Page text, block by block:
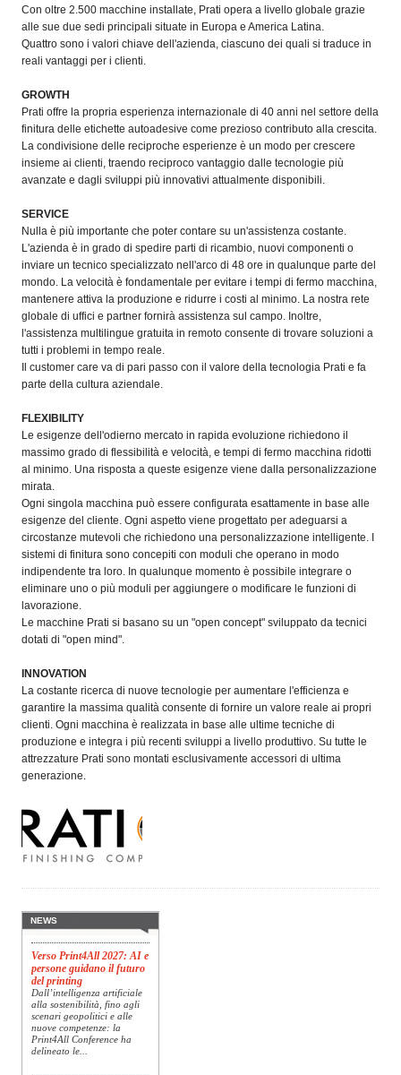
Con oltre 2.500 macchine installate, Prati opera a livello globale grazie
alle sue due sedi principali situate in Europa e America Latina.
Quattro sono i valori chiave dell'azienda, ciascuno dei quali si traduce in
reali vantaggi per i clienti.
GROWTH
Prati offre la propria esperienza internazionale di 40 anni nel settore della
finitura delle etichette autoadesive come prezioso contributo alla crescita.
La condivisione delle reciproche esperienze è un modo per crescere
insieme ai clienti, traendo reciproco vantaggio dalle tecnologie più
avanzate e dagli sviluppi più innovativi attualmente disponibili.
SERVICE
Nulla è più importante che poter contare su un'assistenza costante.
L'azienda è in grado di spedire parti di ricambio, nuovi componenti o
inviare un tecnico specializzato nell'arco di 48 ore in qualunque parte del
mondo. La velocità è fondamentale per evitare i tempi di fermo macchina,
mantenere attiva la produzione e ridurre i costi al minimo. La nostra rete
globale di uffici e partner fornirà assistenza sul campo. Inoltre,
l'assistenza multilingue gratuita in remoto consente di trovare soluzioni a
tutti i problemi in tempo reale.
Il customer care va di pari passo con il valore della tecnologia Prati e fa
parte della cultura aziendale.
FLEXIBILITY
Le esigenze dell'odierno mercato in rapida evoluzione richiedono il
massimo grado di flessibilità e velocità, e tempi di fermo macchina ridotti
al minimo. Una risposta a queste esigenze viene dalla personalizzazione
mirata.
Ogni singola macchina può essere configurata esattamente in base alle
esigenze del cliente. Ogni aspetto viene progettato per adeguarsi a
circostanze mutevoli che richiedono una personalizzazione intelligente. I
sistemi di finitura sono concepiti con moduli che operano in modo
indipendente tra loro. In qualunque momento è possibile integrare o
eliminare uno o più moduli per aggiungere o modificare le funzioni di
lavorazione.
Le macchine Prati si basano su un "open concept" sviluppato da tecnici
dotati di "open mind".
INNOVATION
La costante ricerca di nuove tecnologie per aumentare l'efficienza e
garantire la massima qualità consente di fornire un valore reale ai propri
clienti. Ogni macchina è realizzata in base alle ultime tecniche di
produzione e integra i più recenti sviluppi a livello produttivo. Su tutte le
attrezzature Prati sono montati esclusivamente accessori di ultima
generazione.
NEWS
Konica Minolta presenta
Specim RETEX
Konica Minolta, realtà di
presenta Specim RETEX,
basata su imaging...
Verso Print4All 2027: AI e
persone guidano il futuro
del printing
Dall’intelligenza artificiale
alla sostenibilità, fino agli
scenari geopolitici e alle
nuove competenze: la
Print4All Conference ha
delineato le...